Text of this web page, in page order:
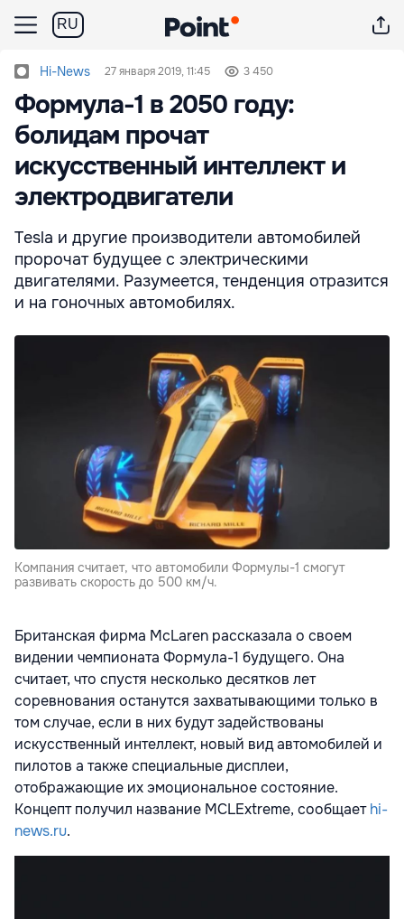
RU
Hi-News 27 января 2019, 11:45 3 450
Формула-1 в 2050 году:
болидам прочат
искусственный интеллект и
электродвигатели
Tesla и другие производители автомобилей
пророчат будущее с электрическими
двигателями. Разумеется, тенденция отразится
и на гоночных автомобилях.
Компания считает, что автомобили Формулы-1 смогут
развивать скорость до 500 км/ч.
Британская фирма McLaren рассказала о своем
видении чемпионата Формула-1 будущего. Она
считает, что спустя несколько десятков лет
соревнования останутся захватывающими только в
том случае, если в них будут задействованы
искусственный интеллект, новый вид автомобилей и
пилотов а также специальные дисплеи,
отображающие их эмоциональное состояние.
Концепт получил название MCLExtreme, сообщаетhi-
news.ru.